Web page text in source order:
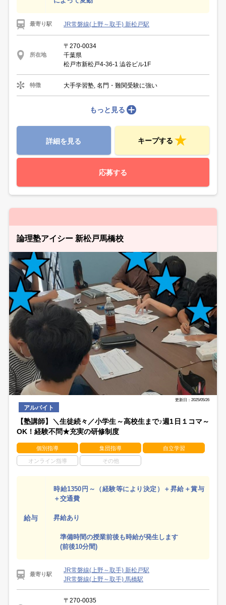
最寄り駅 JR常磐線(上野～取手) 新松戸駅
所在地
〒270-0034
千葉県
松戸市新松戸4-36-1 澁谷ビル1F
特徴 大手学習塾, 名門・難関受験に強い
もっと見る
詳細を見る キープする
応募する
論理塾アイシー 新松戸馬橋校
更新日：2025/05/26
アルバイト
【塾講師】＼生徒続々／小学生～高校生まで♪週1日１コマ～
OK！経験不問★充実の研修制度
個別指導 集団指導 自立学習
オンライン指導 その他
給与
時給1350円～（経験等により決定）＋昇給＋賞与
＋交通費
昇給あり
準備時間の授業前後も時給が発生します
(前後10分間)
最寄り駅
JR常磐線(上野～取手) 新松戸駅
JR常磐線(上野～取手) 馬橋駅
〒270-0035